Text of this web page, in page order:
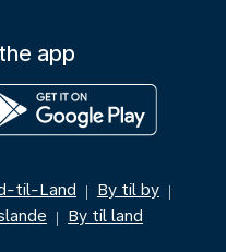
app
til-Land | By til by |
| By til land